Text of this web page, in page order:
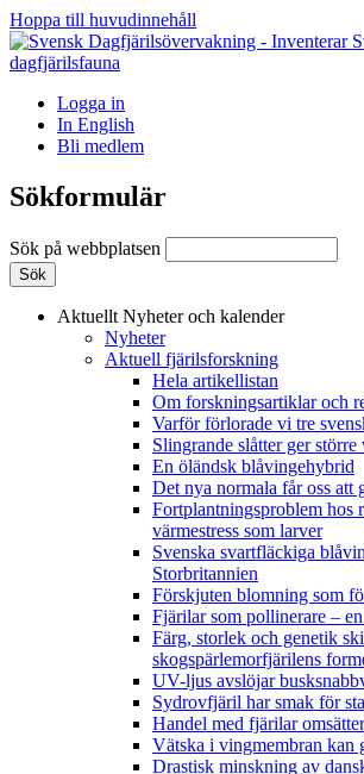
Hoppa till huvudinnehåll
Logga in
In English
Bli medlem
Sökformulär
Sök på webbplatsen
Aktuellt Nyheter och kalender
Nyheter
Aktuell fjärilsforskning
Hela artikellistan
Om forskningsartiklar och
Varför förlorade vi tre
Slingrande slåtter ger större
En öländsk blåvingehybrid
Det nya normala får oss att
Fortplantningsproblem hos
värmestress som larver
Svenska svartfläckiga
Storbritannien
Förskjuten blomning som
Fjärilar som pollinerare –
Färg, storlek och genetik
skogspärlemorfjärilens
UV-ljus avslöjar
Sydrovfjäril har smak för
Handel med fjärilar
Vätska i vingmembran kan
Drastisk minskning av